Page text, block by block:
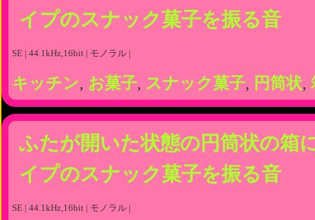
イプのスナック菓子を振る音
SE | 44.1kHz,16bit | モノラル |
キッチン, お菓子, スナック菓子, 円筒状,
ふたが開いた状態の円筒状の箱
イプのスナック菓子を振る音
SE | 44.1kHz,16bit | モノラル |